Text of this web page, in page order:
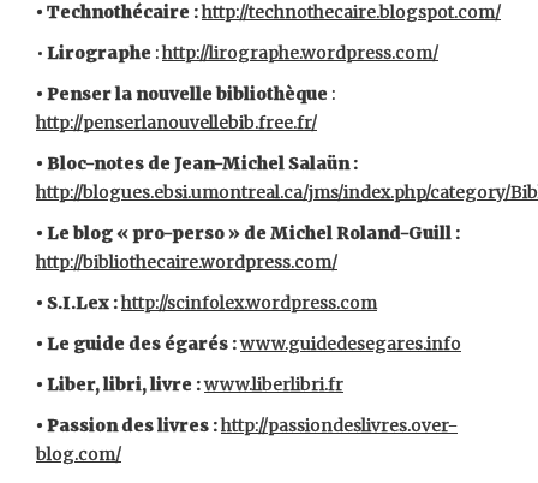
• Technothécaire :http://technothecaire.blogspot.com/
• Lirographe :http://lirographe.wordpress.com/
• Penser la nouvelle bibliothèque :
http://penserlanouvellebib.free.fr/
• Bloc-notes de Jean-Michel Salaün :
http://blogues.ebsi.umontreal.ca/jms/index.php/category/
• Le blog « pro-perso » de Michel Roland-Guill :
http://bibliothecaire.wordpress.com/
• S.I.Lex :http://scinfolex.wordpress.com
• Le guide des égarés :www.guidedesegares.info
• Liber, libri, livre :www.liberlibri.fr
• Passion des livres :http://passiondeslivres.over-
blog.com/